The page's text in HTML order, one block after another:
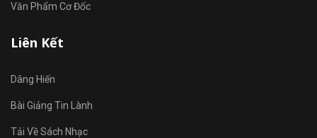
Văn Phẩm Cơ Đốc
Liên Kết
Dâng Hiến
Bài Giảng Tin Lành
Tải Về Sách Nhạc